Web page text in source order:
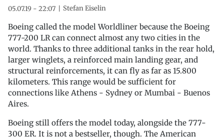
05.07.19 - 22:07 Stefan Eiselin
Boeing called the model Worldliner because the Boeing
777-200 LR can connect almost any two cities in the
world. Thanks to three additional tanks in the rear hold,
larger winglets, a reinforced main landing gear, and
structural reinforcements, it can fly as far as 15.800
kilometers. This range would be sufficient for
connections like Athens - Sydney or Mumbai - Buenos
Aires.
Boeing still offers the model today, alongside the 777-
300 ER. It is not a bestseller, though. The American